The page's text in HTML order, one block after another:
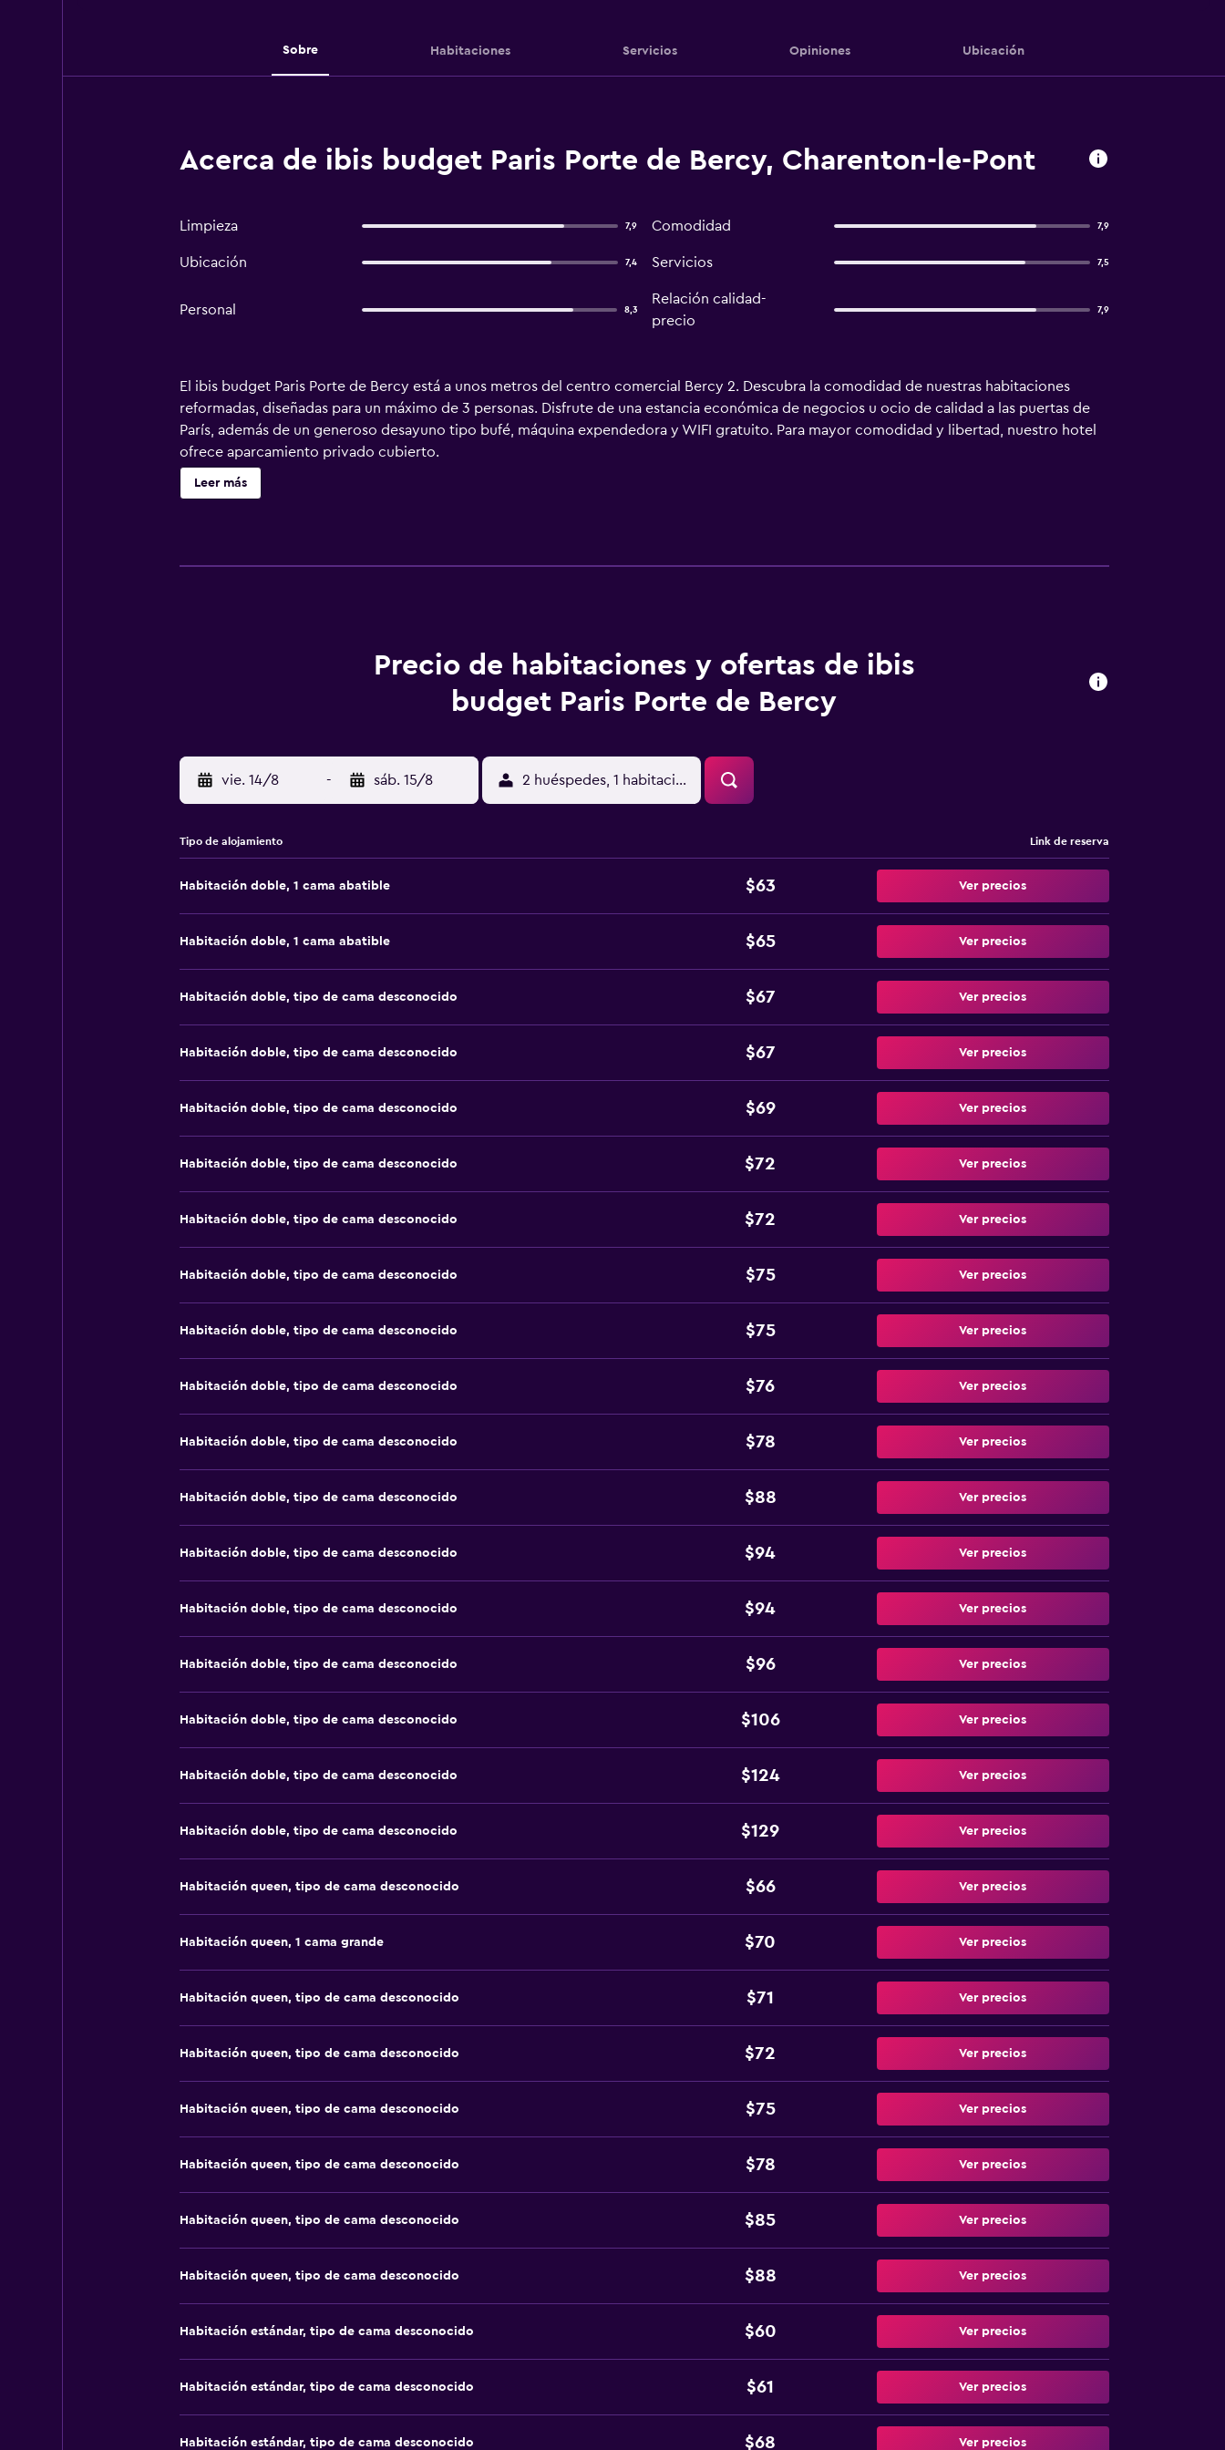
Sobre Habitaciones Servicios Opiniones Ubicación
Acerca de ibis budget Paris Porte de Bercy, Charenton-le-Pont
Limpieza 7,9 Comodidad 7,9
Ubicación 7,4 Servicios 7,5
Personal 8,3
Relación calidad-
precio
7,9
El ibis budget Paris Porte de Bercy está a unos metros del centro comercial Bercy 2. Descubra la comodidad de nuestras habitaciones
reformadas, diseñadas para un máximo de 3 personas. Disfrute de una estancia económica de negocios u ocio de calidad a las puertas de
París, además de un generoso desayuno tipo bufé, máquina expendedora y WIFI gratuito. Para mayor comodidad y libertad, nuestro hotel
ofrece aparcamiento privado cubierto.
Leer más
Precio de habitaciones y ofertas de ibis
budget Paris Porte de Bercy
vie. 14/8 - sáb. 15/8 2 huéspedes, 1 habitación
Tipo de alojamiento Link de reserva
Habitación doble, 1 cama abatible $63 Ver precios
Habitación doble, 1 cama abatible $65 Ver precios
Habitación doble, tipo de cama desconocido $67 Ver precios
Habitación doble, tipo de cama desconocido $67 Ver precios
Habitación doble, tipo de cama desconocido $69 Ver precios
Habitación doble, tipo de cama desconocido $72 Ver precios
Habitación doble, tipo de cama desconocido $72 Ver precios
Habitación doble, tipo de cama desconocido $75 Ver precios
Habitación doble, tipo de cama desconocido $75 Ver precios
Habitación doble, tipo de cama desconocido $76 Ver precios
Habitación doble, tipo de cama desconocido $78 Ver precios
Habitación doble, tipo de cama desconocido $88 Ver precios
Habitación doble, tipo de cama desconocido $94 Ver precios
Habitación doble, tipo de cama desconocido $94 Ver precios
Habitación doble, tipo de cama desconocido $96 Ver precios
Habitación doble, tipo de cama desconocido $106 Ver precios
Habitación doble, tipo de cama desconocido $124 Ver precios
Habitación doble, tipo de cama desconocido $129 Ver precios
Habitación queen, tipo de cama desconocido $66 Ver precios
Habitación queen, 1 cama grande $70 Ver precios
Habitación queen, tipo de cama desconocido $71 Ver precios
Habitación queen, tipo de cama desconocido $72 Ver precios
Habitación queen, tipo de cama desconocido $75 Ver precios
Habitación queen, tipo de cama desconocido $78 Ver precios
Habitación queen, tipo de cama desconocido $85 Ver precios
Habitación queen, tipo de cama desconocido $88 Ver precios
Habitación estándar, tipo de cama desconocido $60 Ver precios
Habitación estándar, tipo de cama desconocido $61 Ver precios
Habitación estándar, tipo de cama desconocido $68 Ver precios